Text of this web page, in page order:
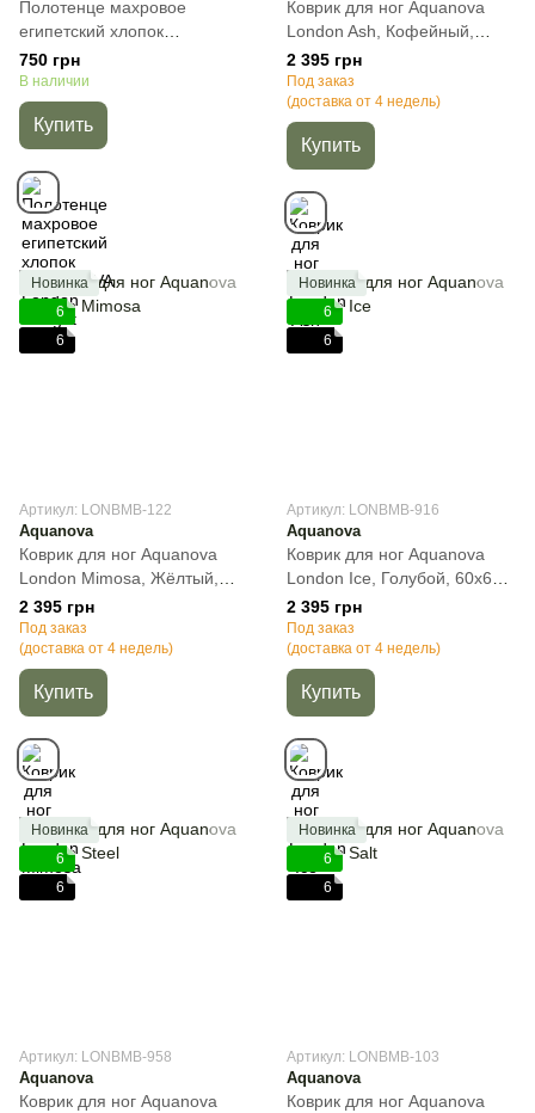
Полотенце махровое
египетский хлопок
AQUANOVA London Nougat,
Бежевый, 30х50 см, Для рук
750 грн
В наличии
Купить
Коврик для ног Aquanova
London Ash, Кофейный,
60х60 см, 1, Квадратная
2 395 грн
Под заказ
(доставка от 4 недель)
Купить
Новинка
6
6
Артикул: LONBMB-122
Aquanova
Коврик для ног Aquanova
London Mimosa, Жёлтый,
60х60 см, 1, Квадратная
2 395 грн
Под заказ
(доставка от 4 недель)
Купить
Новинка
6
6
Артикул: LONBMB-916
Aquanova
Коврик для ног Aquanova
London Ice, Голубой, 60х60
см, 1, Квадратная
2 395 грн
Под заказ
(доставка от 4 недель)
Купить
Новинка
6
6
Артикул: LONBMB-958
Aquanova
Коврик для ног Aquanova
Новинка
6
6
Артикул: LONBMB-103
Aquanova
Коврик для ног Aquanova